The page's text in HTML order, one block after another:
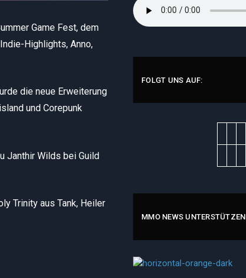
Game Fest, dem
Highlights, Anno,
die neue Erweiterung
und Corepunk
Janthir Wilds bei Guild
Trinity aus Tank, Heiler
FOLGT UNS AUF:
MMO NEWS UNTERSTÜTZEN